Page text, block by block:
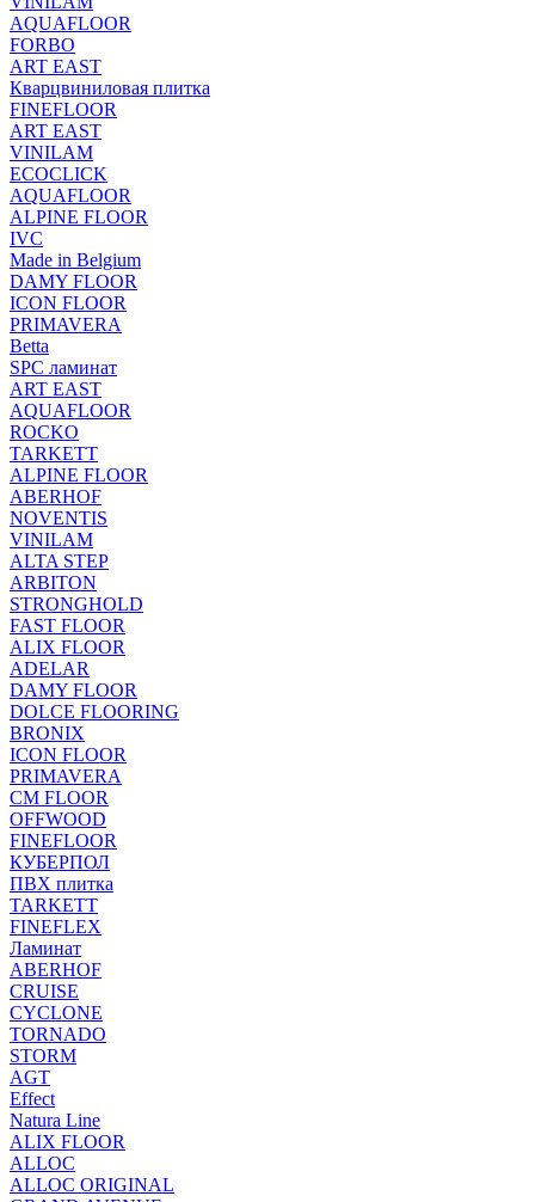
AQUAFLOOR
FORBO
ART EAST
Кварцвиниловая плитка
FINEFLOOR
ART EAST
VINILAM
ECOCLICK
AQUAFLOOR
ALPINE FLOOR
IVC
Made in Belgium
DAMY FLOOR
ICON FLOOR
PRIMAVERA
Betta
SPC ламинат
ART EAST
AQUAFLOOR
ROCKO
TARKETT
ALPINE FLOOR
ABERHOF
NOVENTIS
VINILAM
ALTA STEP
ARBITON
STRONGHOLD
FAST FLOOR
ALIX FLOOR
ADELAR
DAMY FLOOR
DOLCE FLOORING
BRONIX
ICON FLOOR
PRIMAVERA
CM FLOOR
OFFWOOD
FINEFLOOR
КУБЕРПОЛ
ПВХ плитка
TARKETT
FINEFLEX
Ламинат
ABERHOF
CRUISE
CYCLONE
TORNADO
STORM
AGT
Effect
Natura Line
ALIX FLOOR
ALLOC
ALLOC ORIGINAL